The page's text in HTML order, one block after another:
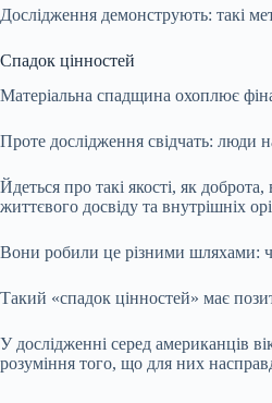
Дослідження демонструють: такі
Спадок цінностей
Матеріальна спадщина охоплює
Проте дослідження свідчать: люди
Йдеться про такі якості, як
життєвого досвіду та внутрішніх
Вони робили це різними шляхами:
Такий «спадок цінностей» має
У дослідженні серед американців
розуміння того, що для них